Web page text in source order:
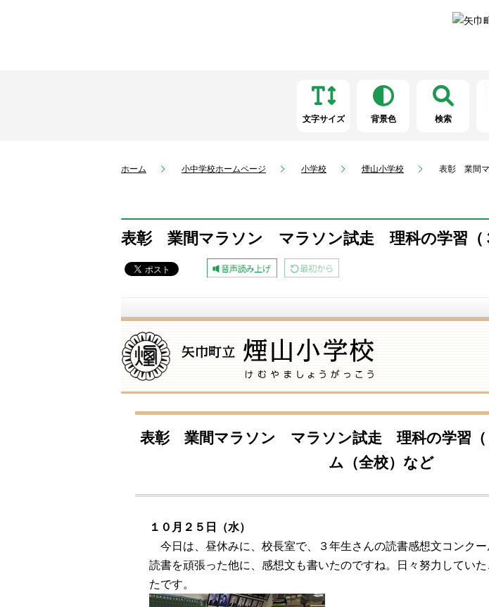
文字サイズ 背景色 検索
ホーム 小中学校ホームページ 小学校 煙山小学校 表彰 業間マ
表彰 業間マラソン マラソン試走 理科の学習（
表彰 業間マラソン マラソン試走 理科の学習（
ム（全校）など
１０月２５日（水）
今日は、昼休みに、校長室で、３年生さんの読書感想文コンクー
読書を頑張った他に、感想文も書いたのですね。日々努力してい
たです。